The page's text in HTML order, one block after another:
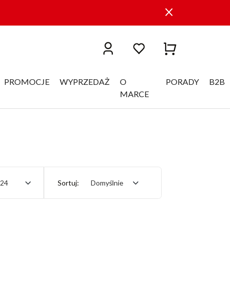
PROMOCJE WYPRZEDAŻ
O
MARCE
PORADY B2B
24 Sortuj: Domyślnie